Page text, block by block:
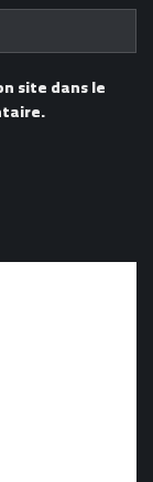
site dans le